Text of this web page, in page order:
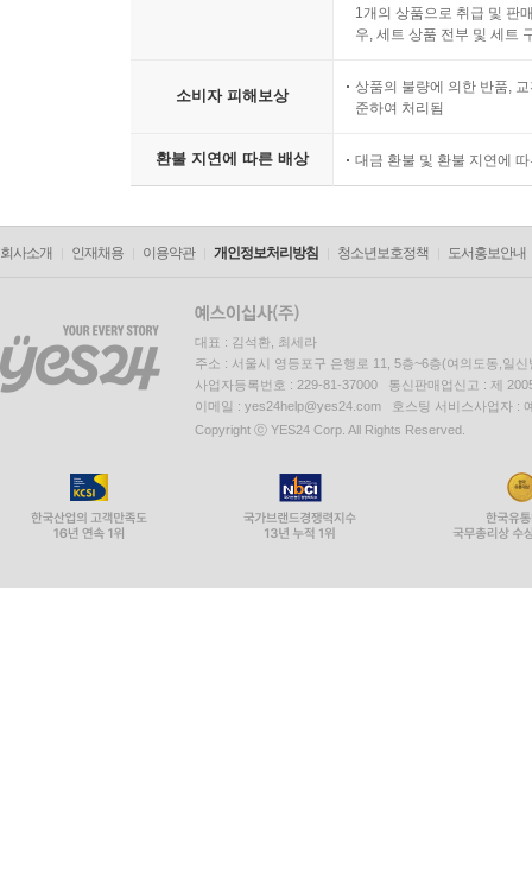
1개의 상품으로 취급 및 판
우, 세트 상품 전부 및 세트
소비자 피해보상
상품의 불량에 의한 반품,
준하여 처리됨
환불 지연에 따른 배상 대금 환불 및 환불 지연에
회사소개 인재채용 이용약관 개인정보처리방침 청소년보호정책 도서홍보안내
대표 : 김석환, 최세라
주소 : 서울시 영등포구 은행로 11, 5층~6층(여의도동,일신
사업자등록번호 : 229-81-37000 통신판매업신고 : 제
이메일 : yes24help@yes24.com 호스팅 서비스사업자 :
Copyright ⓒ YES24 Corp. All Rights Reserved.